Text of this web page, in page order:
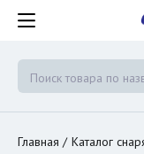
Главная Каталог